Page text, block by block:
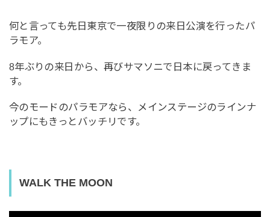
何と言っても先日東京で一夜限りの来日公演を行ったパ
ラモア。
8年ぶりの来日から、再びサマソニで日本に戻ってきま
す。
今のモードのパラモアなら、メインステージのラインナ
ップにもきっとバッチリです。
WALK THE MOON